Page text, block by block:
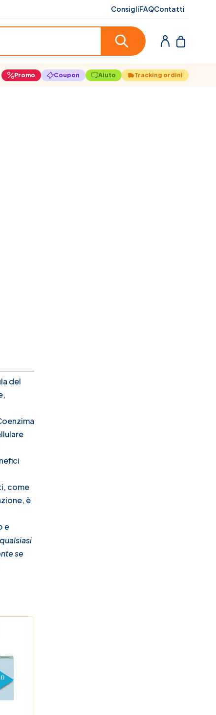
ConsigliFAQContatti
Promo Coupon Aiuto Tracking ordini
del
come
è
e
se